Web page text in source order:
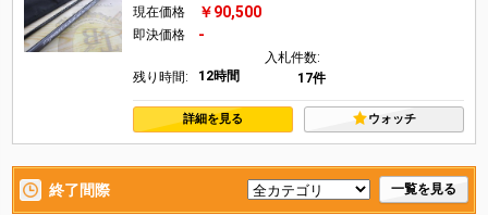
現在価格 ￥90,500
即決価格 -
残り時間: 12時間
入札件数:
17件
詳細を見る ウォッチ
終了間際 一覧を見る